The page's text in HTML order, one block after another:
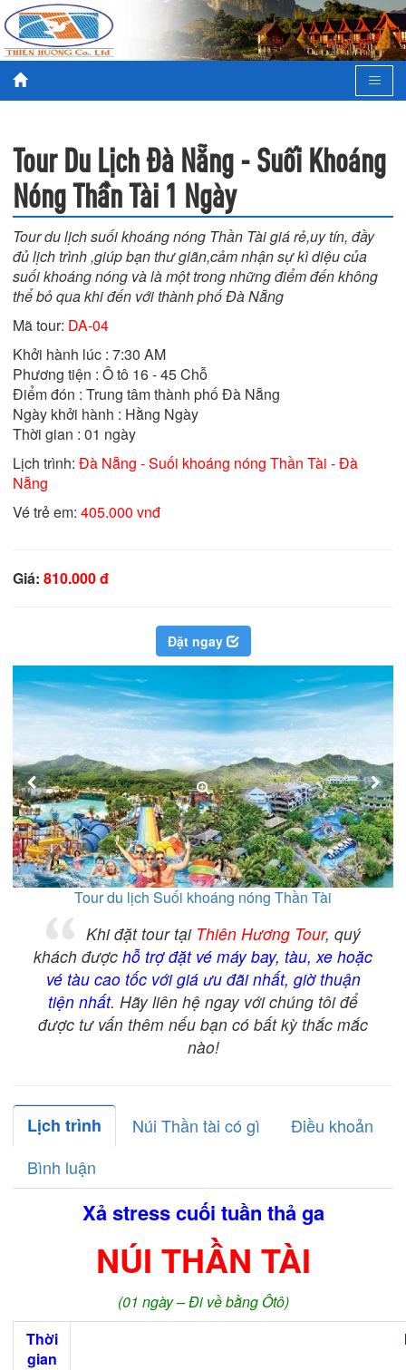
Tour Du Lịch Đà Nẵng - Suối Khoáng
Nóng Thần Tài 1 Ngày
Tour du lịch suối khoáng nóng Thần Tài giá rẻ,uy tín, đầy
đủ lịch trình ,giúp bạn thư giãn,cảm nhận sự kì diệu của
suối khoáng nóng và là một trong những điểm đến không
thể bỏ qua khi đến với thành phố Đà Nẵng
Mã tour: DA-04
Khởi hành lúc : 7:30 AM
Phương tiện : Ô tô 16 - 45 Chỗ
Điểm đón : Trung tâm thành phố Đà Nẵng
Ngày khởi hành : Hằng Ngày
Thời gian : 01 ngày
Lịch trình: Đà Nẵng - Suối khoáng nóng Thần Tài - Đà
Nẵng
Vé trẻ em: 405.000 vnđ
Giá: 810.000 đ
Đặt ngay
Tour du lịch Suối khoáng nóng Thần Tài
Khi đặt tour tại Thiên Hương Tour, quý
khách được hỗ trợ đặt vé máy bay, tàu, xe hoặc
vé tàu cao tốc với giá ưu đãi nhất, giờ thuận
tiện nhất. Hãy liên hệ ngay với chúng tôi để
được tư vấn thêm nếu bạn có bất kỳ thắc mắc
nào!
Lịch trình Núi Thần tài có gì
Điều khoản
Bình luận
Xả stress cuối tuần thả ga
NÚI THẦN TÀI
(01 ngày – Đi về bằng Ôtô)
Thời
gian